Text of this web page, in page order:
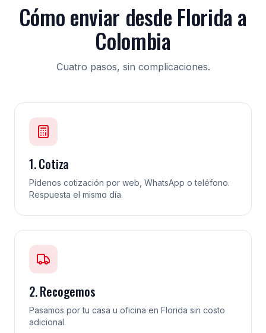
Cómo enviar desde Florida a
Colombia
Cuatro pasos, sin complicaciones.
1. Cotiza
Pídenos cotización por web, WhatsApp o teléfono.
Respuesta el mismo día.
2. Recogemos
Pasamos por tu casa u oficina en Florida sin costo
adicional.